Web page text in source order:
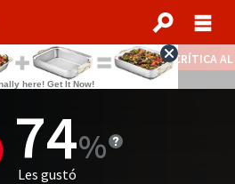
NOTICIAS DESTACADAS CRÍTICA
74
Les gustó